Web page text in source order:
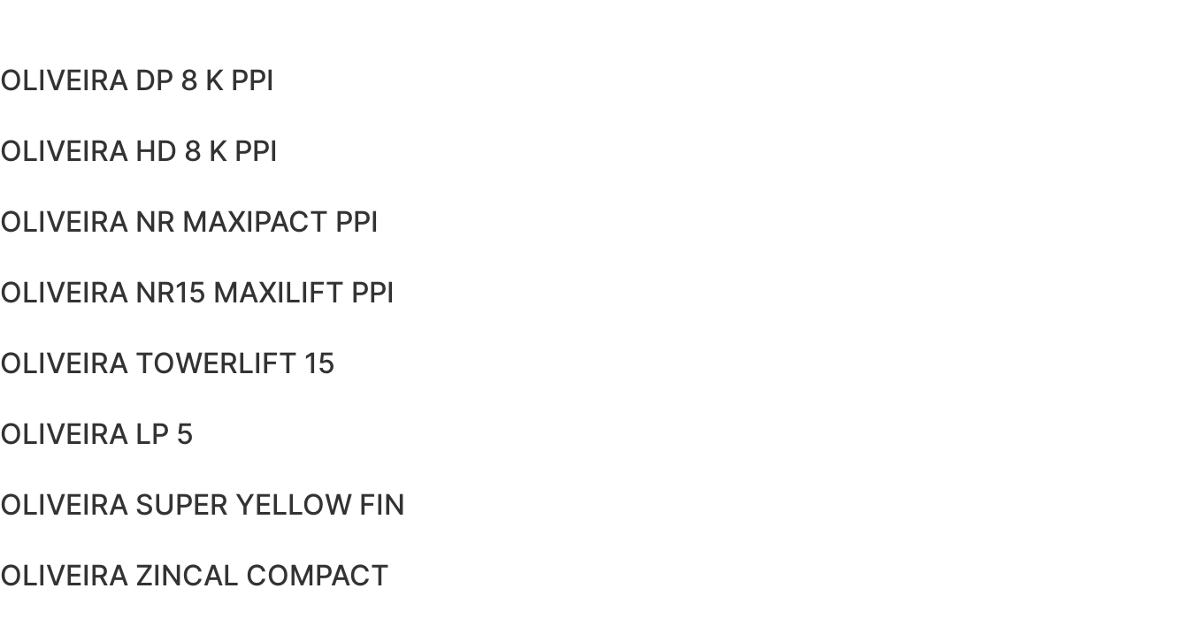
OLIVEIRA DP 8 K PPI
OLIVEIRA HD 8 K PPI
OLIVEIRA NR MAXIPACT PPI
OLIVEIRA NR15 MAXILIFT PPI
OLIVEIRA TOWERLIFT 15
OLIVEIRA LP 5
OLIVEIRA SUPER YELLOW FIN
OLIVEIRA ZINCAL COMPACT